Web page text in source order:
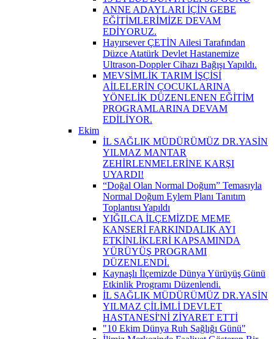
ANNE ADAYLARI İÇİN GEBE
EĞİTİMLERİMİZE DEVAM
EDİYORUZ.
Hayırsever ÇETİN Ailesi Tarafından
Düzce Atatürk Devlet Hastanemize
Ultrason-Doppler Cihazı Bağışı Yapıldı.
MEVSİMLİK TARIM İŞÇİSİ
AİLELERİN ÇOCUKLARINA
YÖNELİK DÜZENLENEN EĞİTİM
PROGRAMLARINA DEVAM
EDİLİYOR.
Ekim
İL SAĞLIK MÜDÜRÜMÜZ DR.YASİN
YILMAZ MANTAR
ZEHİRLENMELERİNE KARŞI
UYARDI!
“Doğal Olan Normal Doğum” Temasıyla
Normal Doğum Eylem Planı Tanıtım
Toplantısı Yapıldı
YIĞILCA İLÇEMİZDE MEME
KANSERİ FARKINDALIK AYI
ETKİNLİKLERİ KAPSAMINDA
YÜRÜYÜŞ PROGRAMI
DÜZENLENDİ.
Kaynaşlı İlçemizde Dünya Yürüyüş Günü
Etkinlik Programı Düzenlendi.
İL SAĞLIK MÜDÜRÜMÜZ DR.YASİN
YILMAZ ÇİLİMLİ DEVLET
HASTANESİ'Nİ ZİYARET ETTİ
"10 Ekim Dünya Ruh Sağlığı Günü"